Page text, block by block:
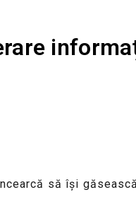
să își